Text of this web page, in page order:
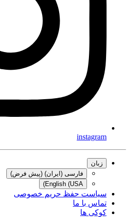
instagram
زبان
فارسی (ایران) (پیش فرض)
English (USA)
سیاست حفظ حریم خصوصی
تماس با ما
کوکی ها